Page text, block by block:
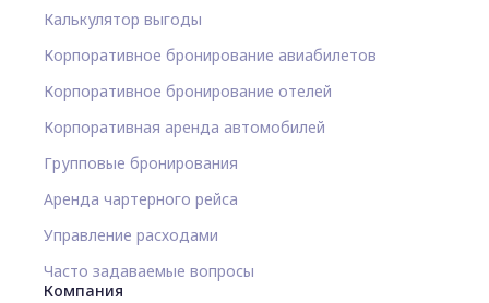
Калькулятор выгоды
Корпоративное бронирование авиабилетов
Корпоративное бронирование отелей
Корпоративная аренда автомобилей
Групповые бронирования
Аренда чартерного рейса
Управление расходами
Часто задаваемые вопросы
Компания